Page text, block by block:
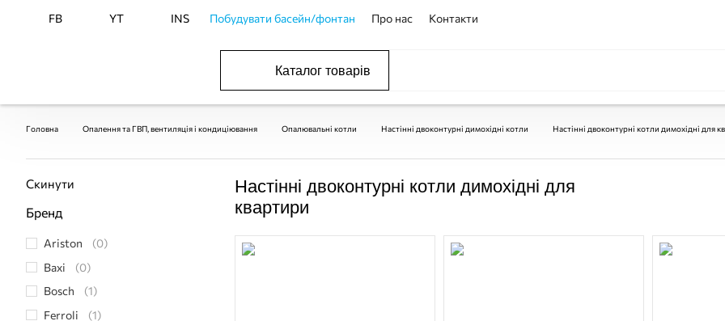
FB YT INS Побудувати басейн/фонтан Про нас Контакти
Каталог товарів
Головна Опалення та ГВП, вентиляція і кондиціювання Опалювальні котли Настінні двоконтурні димохідні котли Настінні двоконтурні котли димохідні для
Скинути
Бренд
Ariston
(0)
Baxi
(0)
Bosch
(1)
Ferroli
(1)
Настінні двоконтурні котли димохідні для
квартири